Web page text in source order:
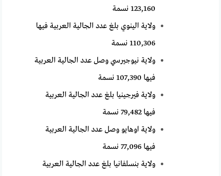
123,160 نسمة
ولاية الينوي بلغ عدد الجالية العربية فيها
110,306 نسمة
ولاية نيوجيرسي وصل عدد الجالية العربية
فيها 107,390 نسمة
ولاية فيرجينيا بلغ عدد الجالية العربية
فيها 79,482 نسمة
ولاية اوهايو وصل عدد الجالية العربية
فيها 77,096 نسمة
ولاية بنسلفانيا بلغ عدد الجالية العربية